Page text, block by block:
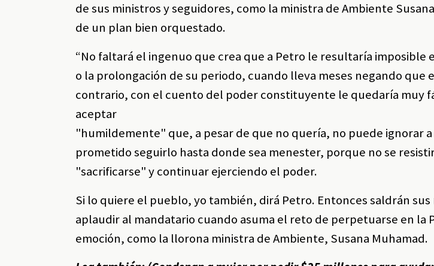
de sus ministros y seguidores, como la ministra de Ambiente
de un plan bien orquestado.
“No faltará el ingenuo que crea que a Petro le resultaría imposible
o la prolongación de su periodo, cuando lleva meses negando que
contrario, con el cuento del poder constituyente le quedaría muy
aceptar
"humildemente" que, a pesar de que no quería, no puede ignorar
prometido seguirlo hasta donde sea menester, porque no se
"sacrificarse" y continuar ejerciendo el poder.
Si lo quiere el pueblo, yo también, dirá Petro. Entonces saldrán
aplaudir al mandatario cuando asuma el reto de perpetuarse en la
emoción, como la llorona ministra de Ambiente, Susana Muhamad.